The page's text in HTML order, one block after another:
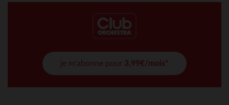
je m'abonne pour 3,99€/mois*